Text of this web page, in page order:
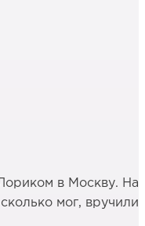
в Москву. На
мог, вручили